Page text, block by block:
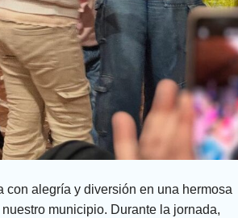
con alegría y diversión en una hermosa
municipio. Durante la jornada,